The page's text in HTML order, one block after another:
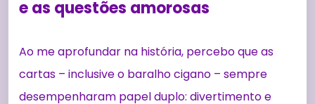
e as questões amorosas
Ao me aprofundar na história, percebo que as
cartas – inclusive o baralho cigano – sempre
desempenharam papel duplo: divertimento e